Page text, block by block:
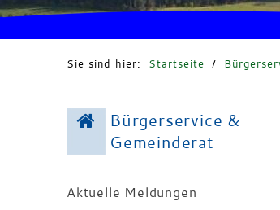
Sie sind hier: Startseite /
Bürgerservice &
Gemeinderat
Aktuelle Meldungen